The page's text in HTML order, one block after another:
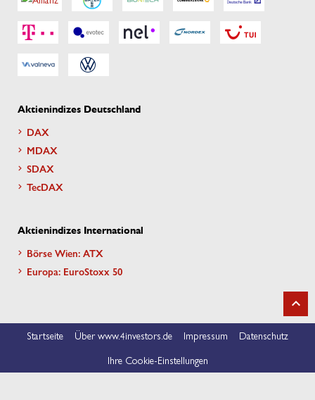
Aktienindizes Deutschland
DAX
MDAX
SDAX
TecDAX
Aktienindizes International
Börse Wien: ATX
Europa: EuroStoxx 50
Startseite Über www.4investors.de Impressum
Datenschutz
Ihre Cookie-Einstellungen